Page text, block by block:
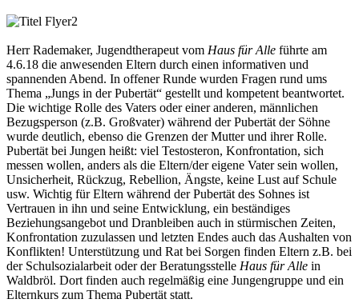
Herr Rademaker, Jugendtherapeut vom Haus für Alle führte am
4.6.18 die anwesenden Eltern durch einen informativen und
spannenden Abend. In offener Runde wurden Fragen rund ums
Thema „Jungs in der Pubertät“ gestellt und kompetent beantwortet.
Die wichtige Rolle des Vaters oder einer anderen, männlichen
Bezugsperson (z.B. Großvater) während der Pubertät der Söhne
wurde deutlich, ebenso die Grenzen der Mutter und ihrer Rolle.
Pubertät bei Jungen heißt: viel Testosteron, Konfrontation, sich
messen wollen, anders als die Eltern/der eigene Vater sein wollen,
Unsicherheit, Rückzug, Rebellion, Ängste, keine Lust auf Schule
usw. Wichtig für Eltern während der Pubertät des Sohnes ist
Vertrauen in ihn und seine Entwicklung, ein beständiges
Beziehungsangebot und Dranbleiben auch in stürmischen Zeiten,
Konfrontation zuzulassen und letzten Endes auch das Aushalten von
Konflikten! Unterstützung und Rat bei Sorgen finden Eltern z.B. bei
der Schulsozialarbeit oder der Beratungsstelle Haus für Alle in
Waldbröl. Dort finden auch regelmäßig eine Jungengruppe und ein
Elternkurs zum Thema Pubertät statt.